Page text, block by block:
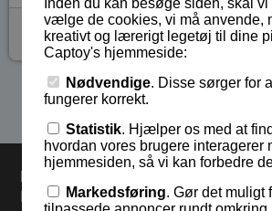
kr 35,-
Se flere produkter i kategorien
Bestil i dag og varerne sendes
Inden du kan besøge siden, skal
vælge de cookies, vi må anvende,
kreativt og lærerigt legetøj til dine
Captoy's hjemmeside:
Nødvendige. Disse sørger for
fungerer korrekt.
Statistik. Hjælper os med at
hvordan vores brugere interagerer
hjemmesiden, så vi kan forbedre
Markedsføring. Gør det muligt